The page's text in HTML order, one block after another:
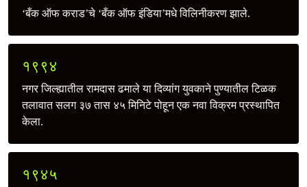
‘बँक ऑफ कराड’चे ‘बँक ऑफ इंडिया’मधे विलिनीकरण झाले.
१९९४
नगर जिल्ह्यातील रामदास ढमाले या दिव्यांग युवकाने पुण्यातील टिळक
तलावात सलग ३७ तास ४५ मिनिटे पोहून एक नवा विक्रम प्रस्थापित
केला.
१९४५